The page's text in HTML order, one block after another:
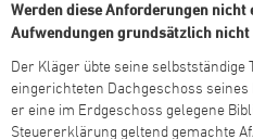
Werden diese Anforderungen nicht
Aufwendungen grundsätzlich
Der Kläger übte seine
eingerichteten Dachgeschoss
er eine im Erdgeschoss gelegene
Steuererklärung geltend gemachte